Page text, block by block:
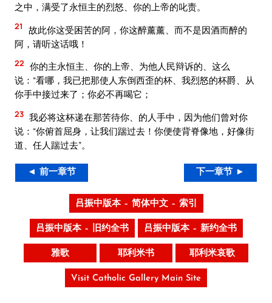
之中，满受了永恒主的烈怒、你的上帝的叱责。
21
故此你这受困苦的阿，你这醉薰薰、而不是因酒而醉的
阿，请听这话哦！
22 你的主永恒主、你的上帝、为他人民辩诉的、这么
说：“看哪，我已把那使人东倒西歪的杯、我烈怒的杯爵、从
你手中接过来了；你必不再喝它；
23 我必将这杯递在那苦待你、的人手中，因为他们曾对你
说：“你俯首屈身，让我们踹过去！你便使背脊像地，好像街
道、任人踹过去”。
◄ 前一章节 下一章节 ►
吕振中版本 – 简体中文 – 索引
吕振中版本 – 旧约全书 吕振中版本 – 新约全书
雅歌 耶利米书 耶利米哀歌
Visit Catholic Gallery Main Site